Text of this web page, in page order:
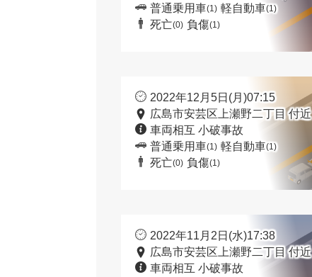
普通乗用車(1) 軽自動車(1)
死亡(0) 負傷(1)
2022年12月5日(月)07:15
広島市安芸区上瀬野二丁目 付近
車両相互 小破事故
普通乗用車(1) 軽自動車(1)
死亡(0) 負傷(1)
2022年11月2日(水)17:38
広島市安芸区上瀬野二丁目 付近
車両相互 小破事故